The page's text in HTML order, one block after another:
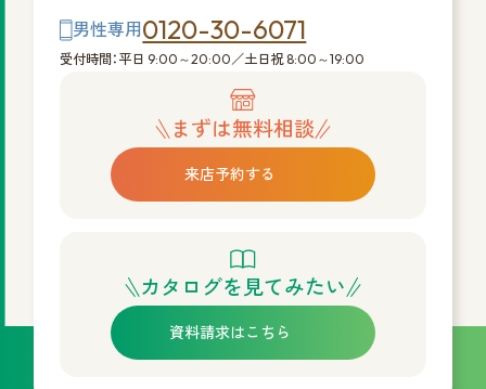
男性専用0120-30-6071
受付時間：平日 9:00～20:00／土日祝 8:00～19:00
まずは無料相談
来店予約する
カタログを見てみたい
資料請求はこちら